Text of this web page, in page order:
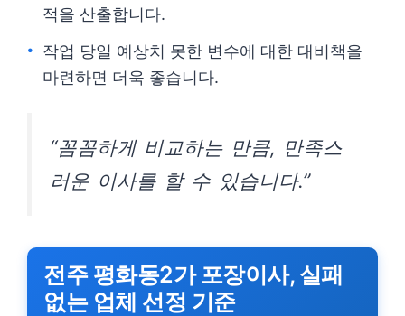
적을 산출합니다.
작업 당일 예상치 못한 변수에 대한 대비책을
마련하면 더욱 좋습니다.
“꼼꼼하게 비교하는 만큼, 만족스
러운 이사를 할 수 있습니다.”
전주 평화동2가 포장이사, 실패
없는 업체 선정 기준